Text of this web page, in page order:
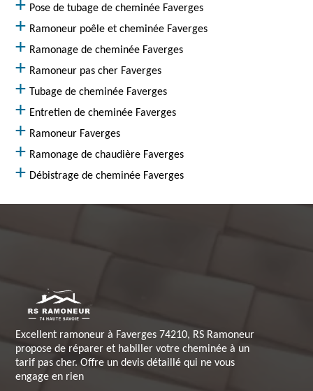
Pose de tubage de cheminée Faverges
Ramoneur poêle et cheminée Faverges
Ramonage de cheminée Faverges
Ramoneur pas cher Faverges
Tubage de cheminée Faverges
Entretien de cheminée Faverges
Ramoneur Faverges
Ramonage de chaudière Faverges
Débistrage de cheminée Faverges
Excellent ramoneur à Faverges 74210, RS Ramoneur
propose de réparer et habiller votre cheminée à un
tarif pas cher. Offre un devis détaillé qui ne vous
engage en rien